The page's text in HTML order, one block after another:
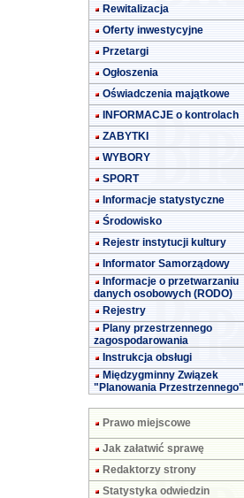
Rewitalizacja
Oferty inwestycyjne
Przetargi
Ogłoszenia
Oświadczenia majątkowe
INFORMACJE o kontrolach
ZABYTKI
WYBORY
SPORT
Informacje statystyczne
Środowisko
Rejestr instytucji kultury
Informator Samorządowy
Informacje o przetwarzaniu
danych osobowych (RODO)
Rejestry
Plany przestrzennego
zagospodarowania
Instrukcja obsługi
Międzygminny Związek
"Planowania Przestrzennego"
Prawo miejscowe
Jak załatwić sprawę
Redaktorzy strony
Statystyka odwiedzin